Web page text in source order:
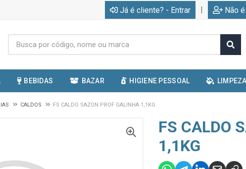
Já é cliente? - Entrar | Não
BEBIDAS BAZAR HIGIENE PESSOAL LIMPEZA
CALDOS FS CALDO SAZON PROF GALINHA 1,1KG
FS CALDO
1,1KG